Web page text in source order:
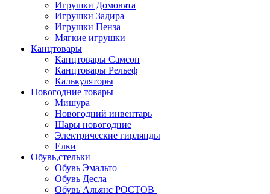
Игрушки Домовята
Игрушки Задира
Игрушки Пенза
Мягкие игрушки
Канцтовары
Канцтовары Самсон
Канцтовары Рельеф
Калькуляторы
Новогодние товары
Мишура
Новогодний инвентарь
Шары новогодние
Электрические гирлянды
Елки
Обувь,стельки
Обувь Эмальто
Обувь Десла
Обувь Альянс РОСТОВ